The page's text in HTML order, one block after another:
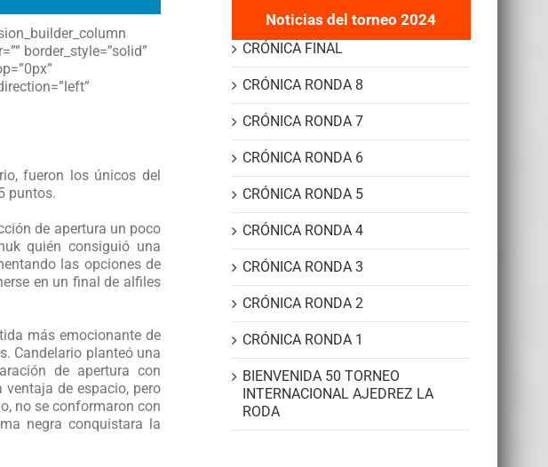
border_style=”solid”
fueron los únicos del
puntos.
de apertura un poco
quién consiguió una
las opciones de
en un final de alfiles
más emocionante de
Candelario planteó una
de apertura con
de espacio, pero
no se conformaron con
negra conquistara la
Noticias del torneo 2024
CRÓNICA FINAL
CRÓNICA RONDA 8
CRÓNICA RONDA 7
CRÓNICA RONDA 6
CRÓNICA RONDA 5
CRÓNICA RONDA 4
CRÓNICA RONDA 3
CRÓNICA RONDA 2
CRÓNICA RONDA 1
BIENVENIDA 50 TORNEO
INTERNACIONAL AJEDREZ LA
RODA